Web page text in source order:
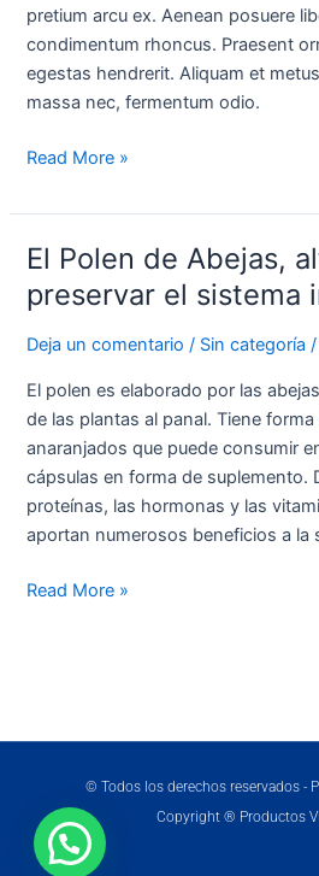
pretium arcu ex. Aenean posuere
condimentum rhoncus. Praesent
egestas hendrerit. Aliquam et
massa nec, fermentum odio.
Read More »
El Polen de Abejas,
preservar el sistema
Deja un comentario / Sin categoría /
El polen es elaborado por las
de las plantas al panal. Tiene
anaranjados que puede consumir
cápsulas en forma de suplemento.
proteínas, las hormonas y las
aportan numerosos beneficios a la
El
Polen
de
Abejas,
para
preservar
el
sistema
inmune
Read More »
© Todos los derechos reservados -
Copyright ® Productos